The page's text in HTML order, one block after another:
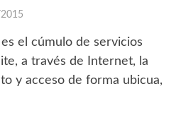
el cúmulo de servicios
a través de Internet, la
y acceso de forma ubicua,